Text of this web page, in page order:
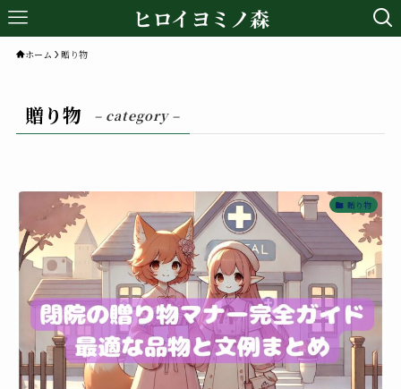
ヒロイヨミノ森
ホーム 贈り物
贈り物 – category –
贈り物